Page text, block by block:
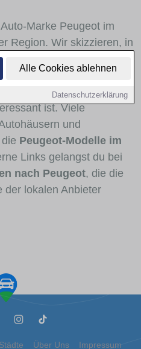
Alle Cookies ablehnen
Datenschutzerklärung
Marke Peugeot im
Region. Wir skizzieren, in
stark vertreten ist,
im Stadt- und
und für welche
ist. Viele
und
Peugeot-Modelle im
Links gelangst du bei
nach Peugeot, die die
der lokalen Anbieter
Städte Über Uns Impressum